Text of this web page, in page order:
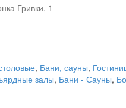
Гривки, 1
, Бани, сауны,
залы, Бани - Сауны,